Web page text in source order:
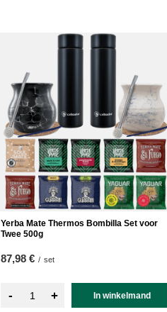
Yerba Mate Thermos Bombilla Set voor
Twee 500g
87,98 € / set
- + In winkelmand